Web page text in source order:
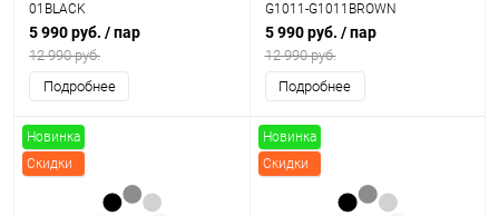
01BLACK
5 990 руб. / пар
12 990 руб.
Подробнее
G1011-G1011BROWN
5 990 руб. / пар
12 990 руб.
Подробнее
Новинка
Скидки
Новинка
Скидки